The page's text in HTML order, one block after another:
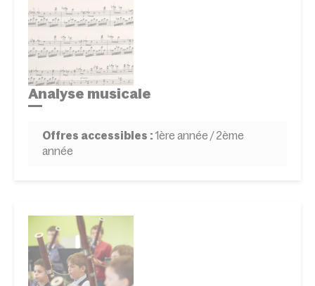
Analyse musicale
Offres accessibles : 1ère année / 2ème
année